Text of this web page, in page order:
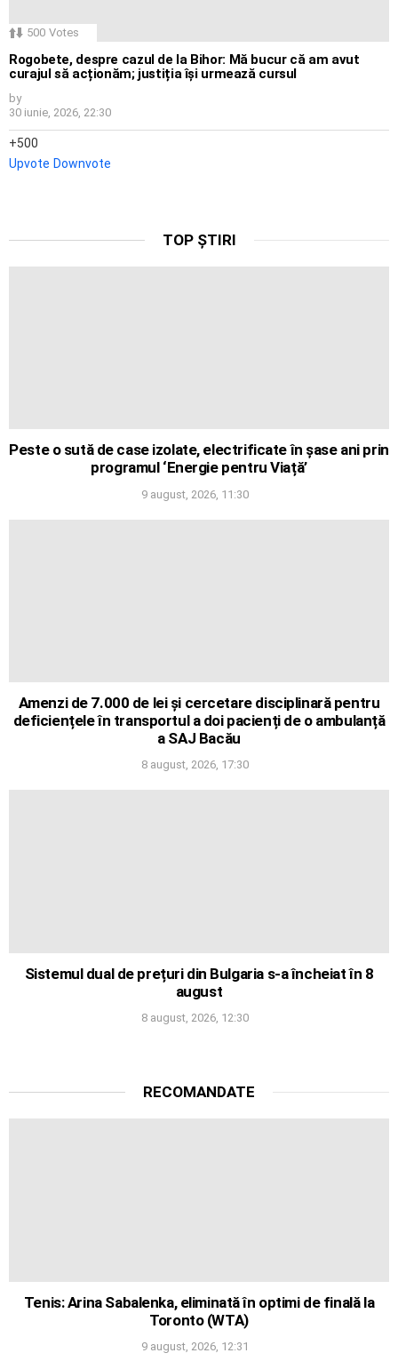
500 Votes
Rogobete, despre cazul de la Bihor: Mă bucur că am avut
curajul să acționăm; justiția își urmează cursul
by
30 iunie, 2026, 22:30
500
Upvote Downvote
TOP ȘTIRI
Peste o sută de case izolate, electrificate în șase ani prin
programul ‘Energie pentru Viață’
9 august, 2026, 11:30
Amenzi de 7.000 de lei și cercetare disciplinară pentru
deficiențele în transportul a doi pacienți de o ambulanță
a SAJ Bacău
8 august, 2026, 17:30
Sistemul dual de prețuri din Bulgaria s-a încheiat în 8
august
8 august, 2026, 12:30
RECOMANDATE
Tenis: Arina Sabalenka, eliminată în optimi de finală la
Toronto (WTA)
9 august, 2026, 12:31